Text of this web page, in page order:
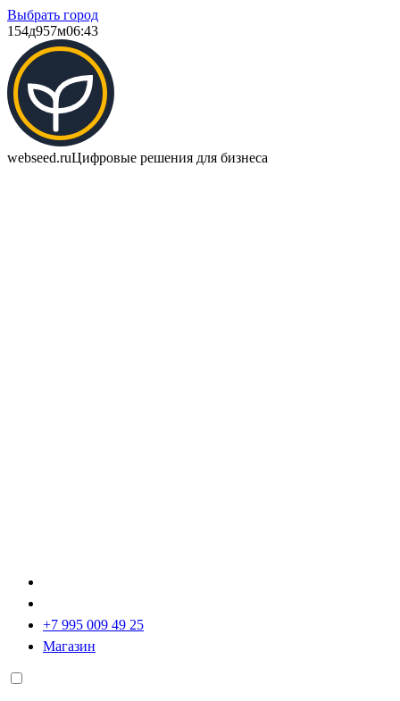
Выбрать город
154д957м06:43
webseed.ruЦифровые решения для бизнеса
+7 995 009 49 25
Магазин